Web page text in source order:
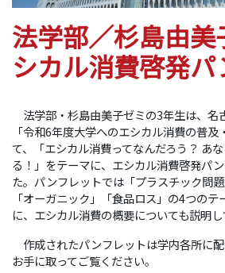
法学部／杉島由
シカル消費啓発
法学部・杉島由美子ゼミの3年生は、名
「令和6年度大学へのエシカル消費の普
て、「エシカル消費ってなんだろう？ あ
る！」をテーマに、エシカル消費啓発パ
た。パンフレットでは「プラスチック問題
「オーガニック」「食品ロス」の4つの
に、エシカル消費の概要についても説明し
作成されたパンフレットは学内各所に
お手に取ってご覧ください。